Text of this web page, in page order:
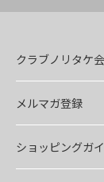
クラブノリタケ
メルマガ登録
ショッピングガ